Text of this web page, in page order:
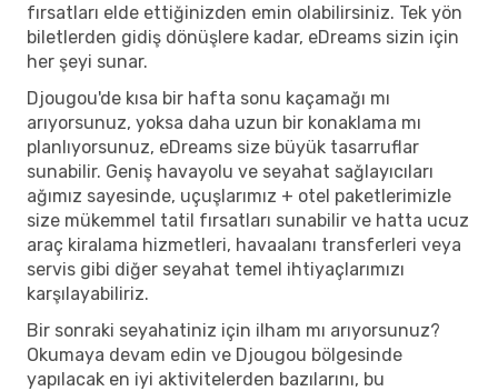
fırsatları elde ettiğinizden emin olabilirsiniz. Tek yön
biletlerden gidiş dönüşlere kadar, eDreams sizin için
her şeyi sunar.
Djougou'de kısa bir hafta sonu kaçamağı mı
arıyorsunuz, yoksa daha uzun bir konaklama mı
planlıyorsunuz, eDreams size büyük tasarruflar
sunabilir. Geniş havayolu ve seyahat sağlayıcıları
ağımız sayesinde, uçuşlarımız + otel paketlerimizle
size mükemmel tatil fırsatları sunabilir ve hatta ucuz
araç kiralama hizmetleri, havaalanı transferleri veya
servis gibi diğer seyahat temel ihtiyaçlarımızı
karşılayabiliriz.
Bir sonraki seyahatiniz için ilham mı arıyorsunuz?
Okumaya devam edin ve Djougou bölgesinde
yapılacak en iyi aktivitelerden bazılarını, bu